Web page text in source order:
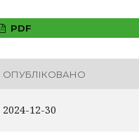
PDF
ОПУБЛІКОВАНО
2024-12-30